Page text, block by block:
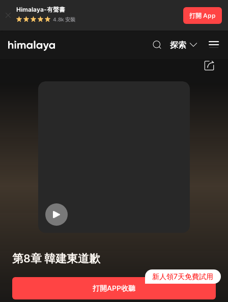
Himalaya-有聲書
4.8k 安裝
打開 App
探索
第8章 韓建東道歉
打開APP收聽
新人領7天免費試用